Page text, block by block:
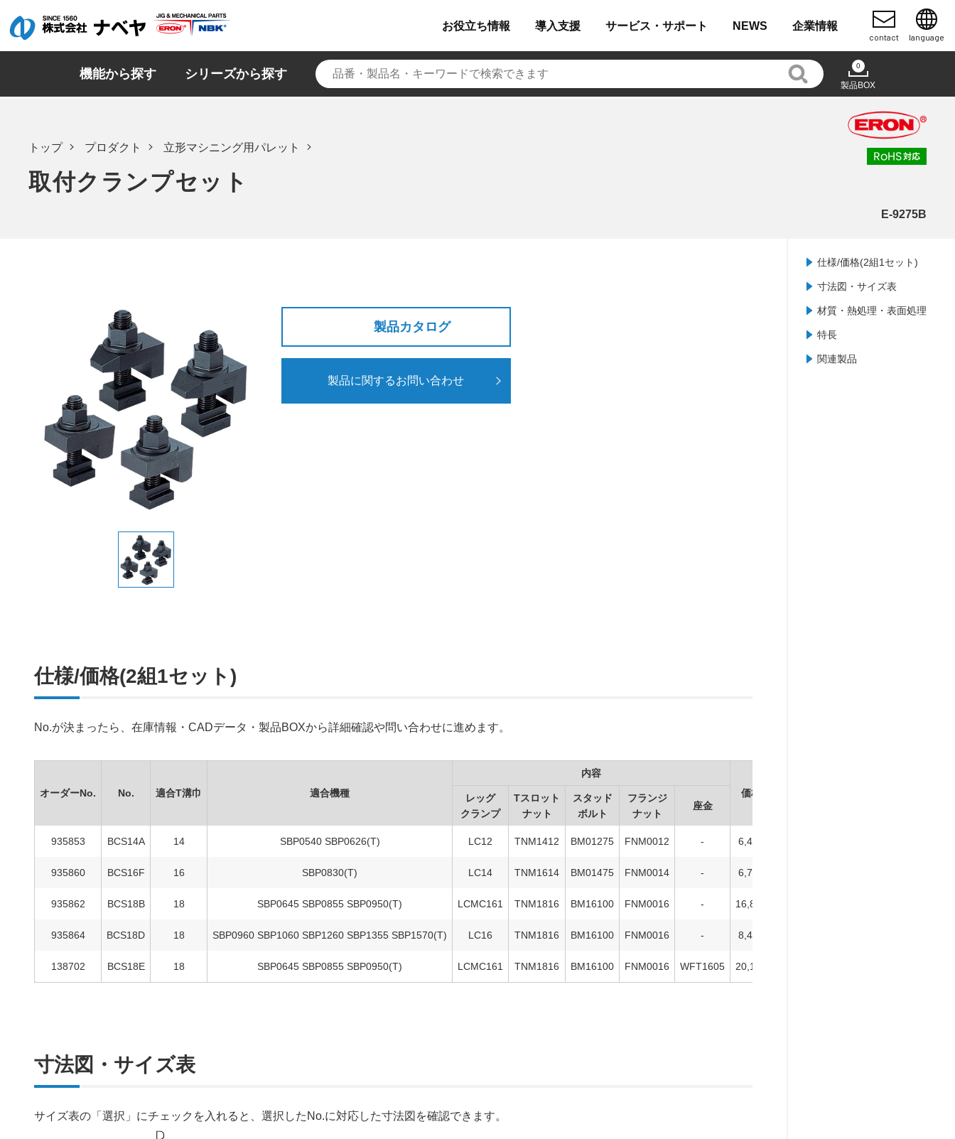
お役立ち情報 導入支援 サービス・ サポート NEWS 企業情報
contact language
機能から探す シリーズから探す
0
製品BOX
トップ プロダクト 立形マシニング用パレット
取付クランプセット
E-9275B
仕様/価格(2組1セット)
寸法図・サイズ表
材質・熱処理・表面処理
特長
関連製品
製品カタログ
製品に関するお問い合わせ
仕様/価格(2組1セット)
No.が決まったら、在庫情報・CADデータ・製品BOXから詳細確認や問い合わせに進めます。
オーダーNo. No. 適合T溝巾 適合機種
内容
価格
レッグ
クランプ
Tスロット
ナット
スタッド
ボルト
フランジ
ナット
座金
935853 BCS14A 14 SBP0540 SBP0626(T) LC12 TNM1412 BM01275 FNM0012 - 6,400
935860 BCS16F 16 SBP0830(T) LC14 TNM1614 BM01475 FNM0014 - 6,750
935862 BCS18B 18 SBP0645 SBP0855 SBP0950(T) LCMC161 TNM1816 BM16100 FNM0016 - 16,800
935864 BCS18D 18 SBP0960 SBP1060 SBP1260 SBP1355 SBP1570(T) LC16 TNM1816 BM16100 FNM0016 - 8,400
138702 BCS18E 18 SBP0645 SBP0855 SBP0950(T) LCMC161 TNM1816 BM16100 FNM0016 WFT1605 20,100
寸法図・サイズ表
サイズ表の「選択」にチェックを入れると、選択したNo.に対応した寸法図を確認できます。